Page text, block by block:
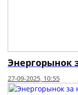
Энергорынок
27-09-2025, 10:55